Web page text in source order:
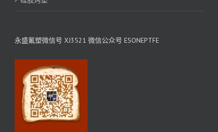
永盛氟塑微信号 XJ3521 微信公众号 ESONEPTFE